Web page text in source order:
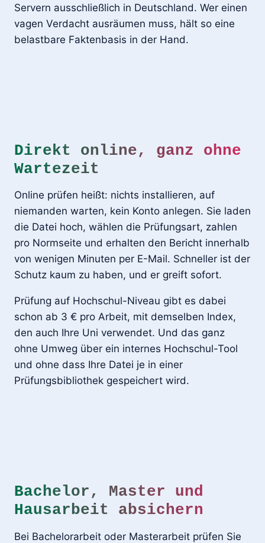
Servern ausschließlich in Deutschland. Wer einen
vagen Verdacht ausräumen muss, hält so eine
belastbare Faktenbasis in der Hand.
Direkt online, ganz ohne
Wartezeit
Online prüfen heißt: nichts installieren, auf
niemanden warten, kein Konto anlegen. Sie laden
die Datei hoch, wählen die Prüfungsart, zahlen
pro Normseite und erhalten den Bericht innerhalb
von wenigen Minuten per E-Mail. Schneller ist der
Schutz kaum zu haben, und er greift sofort.
Prüfung auf Hochschul-Niveau gibt es dabei
schon ab 3 € pro Arbeit, mit demselben Index,
den auch Ihre Uni verwendet. Und das ganz
ohne Umweg über ein internes Hochschul-Tool
und ohne dass Ihre Datei je in einer
Prüfungsbibliothek gespeichert wird.
Bachelor, Master und
Hausarbeit absichern
Bei Bachelorarbeit oder Masterarbeit prüfen Sie